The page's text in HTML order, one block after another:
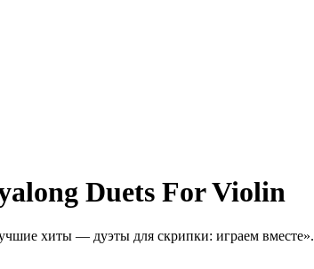
Duets For Violin
хиты — дуэты для скрипки: играем вместе».